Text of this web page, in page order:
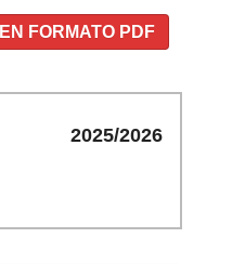
FORMATO PDF
2025/2026